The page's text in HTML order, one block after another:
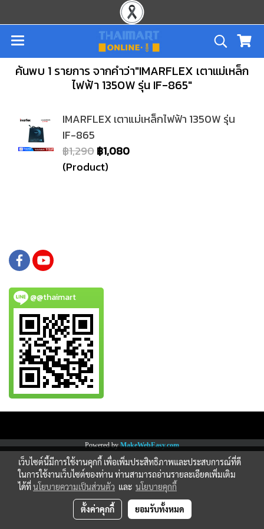
ค้นพบ 1 รายการ จากคำว่า"IMARFLEX เตาแม่เหล็ก
ไฟฟ้า 1350W รุ่น IF-865"
IMARFLEX เตาแม่เหล็กไฟฟ้า 1350W รุ่น
IF-865
฿1,290฿1,080
(Product)
@@thaimart
Powered byMakeWebEasy.com
เว็บไซต์นี้มีการใช้งานคุกกี้ เพื่อเพิ่มประสิทธิภาพและประสบการณ์ที่ดี
ในการใช้งานเว็บไซต์ของท่าน ท่านสามารถอ่านรายละเอียดเพิ่มเติม
ได้ที่นโยบายความเป็นส่วนตัว และ นโยบายคุกกี้
ตั้งค่าคุกกี้ ยอมรับทั้งหมด